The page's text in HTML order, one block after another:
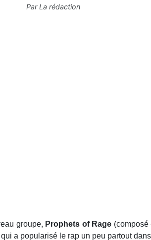
ParLa rédaction
groupe, Prophets of Rage (composé
a popularisé le rap un peu partout